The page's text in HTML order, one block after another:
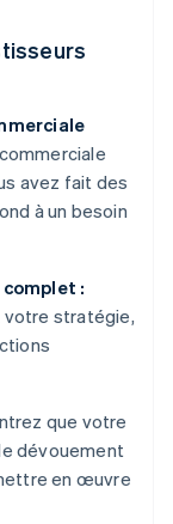
avez fait des
à un besoin
:
votre stratégie,
que votre
dévouement
en œuvre